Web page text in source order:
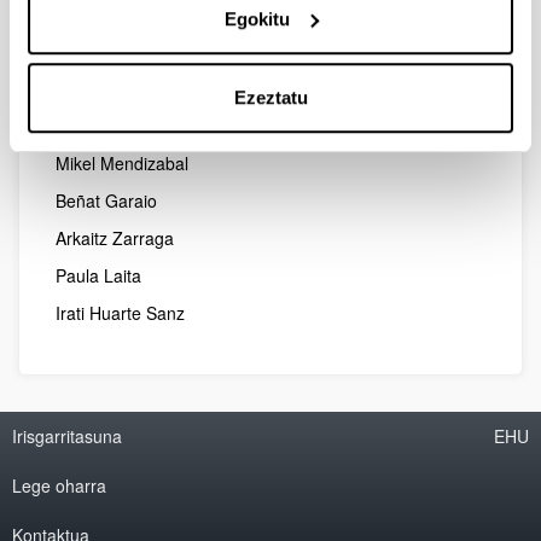
Egokitu
Ezeztatu
Jone Goirigolzarri Garaizar
Leire Diaz de Gereñu Lasaga
Maite Garcia Ruiz
Mikel Mendizabal
Beñat Garaio
Arkaitz Zarraga
Paula Laita
Irati Huarte Sanz
Irisgarritasuna
Lege oharra
Kontaktua
EHU